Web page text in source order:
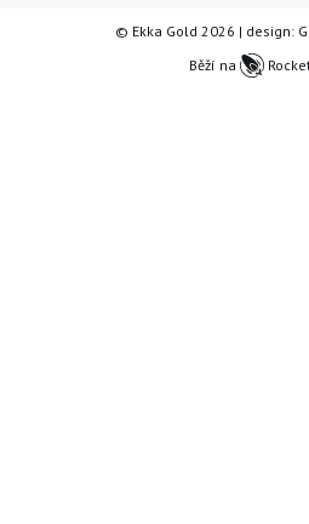
© Ekka Gold 2026 | design:
Běží na